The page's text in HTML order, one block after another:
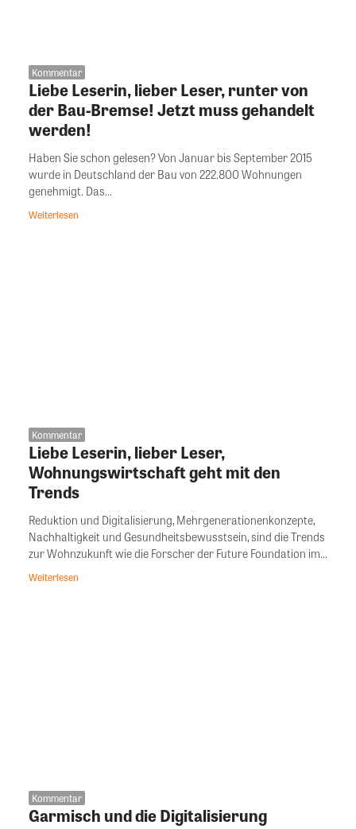
Kommentar
Liebe Leserin, lieber Leser, runter von
der Bau-Bremse! Jetzt muss gehandelt
werden!
Haben Sie schon gelesen? Von Januar bis September 2015
wurde in Deutschland der Bau von 222.800 Wohnungen
genehmigt. Das...
Weiterlesen
Kommentar
Liebe Leserin, lieber Leser,
Wohnungswirtschaft geht mit den
Trends
Reduktion und Digitalisierung, Mehrgenerationenkonzepte,
Nachhaltigkeit und Gesundheitsbewusstsein, sind die Trends
zur Wohnzukunft wie die Forscher der Future Foundation im...
Weiterlesen
Kommentar
Garmisch und die Digitalisierung